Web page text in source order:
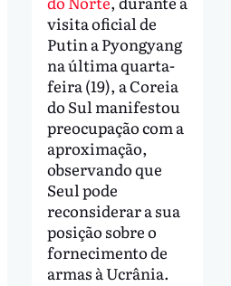
visita oficial de
Putin a Pyongyang
na última quarta-
feira (19), a Coreia
do Sul manifestou
preocupação com a
aproximação,
observando que
Seul pode
reconsiderar a sua
posição sobre o
fornecimento de
armas à Ucrânia.